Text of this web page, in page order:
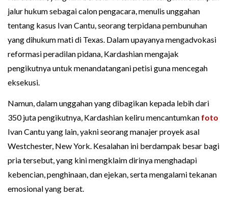
jalur hukum sebagai calon pengacara, menulis unggahan
tentang kasus Ivan Cantu, seorang terpidana pembunuhan
yang dihukum mati di Texas. Dalam upayanya mengadvokasi
reformasi peradilan pidana, Kardashian mengajak
pengikutnya untuk menandatangani petisi guna mencegah
eksekusi.
Namun, dalam unggahan yang dibagikan kepada lebih dari
350 juta pengikutnya, Kardashian keliru mencantumkan foto
Ivan Cantu yang lain, yakni seorang manajer proyek asal
Westchester, New York. Kesalahan ini berdampak besar bagi
pria tersebut, yang kini mengklaim dirinya menghadapi
kebencian, penghinaan, dan ejekan, serta mengalami tekanan
emosional yang berat.